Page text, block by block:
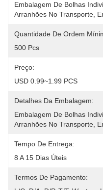
Embalagem De Bolhas
Arranhões No Transporte,
Quantidade De Ordem
500 Pcs
Preço:
USD 0.99~1.99 PCS
Detalhes Da Embalagem:
Embalagem De Bolhas
Arranhões No Transporte,
Tempo De Entrega:
8 A 15 Dias Úteis
Termos De Pagamento: